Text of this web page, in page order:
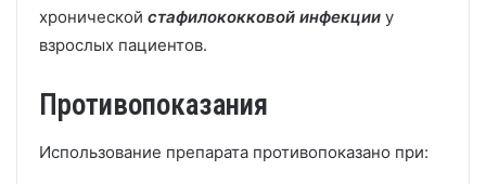
хронической стафилококковой инфекции у
взрослых пациентов.
Противопоказания
Использование препарата противопоказано при: